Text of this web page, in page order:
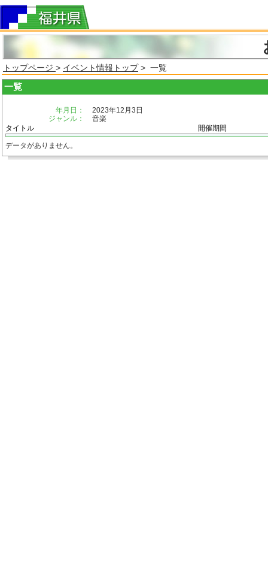
トップページ > イベント情報トップ> 一覧
一覧
年月日：
2023年12月3日
ジャンル：
音楽
タイトル
開催期間
データがありません。